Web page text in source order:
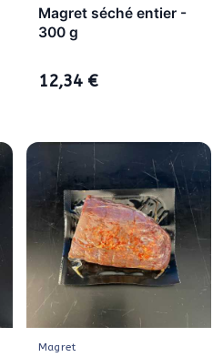
Magret séché entier -
300 g
12,34 €
Magret